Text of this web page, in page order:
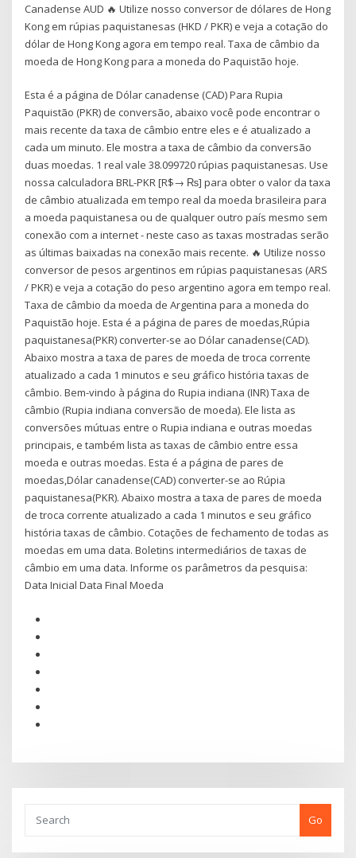
Canadense AUD 🔥 Utilize nosso conversor de dólares de Hong
Kong em rúpias paquistanesas (HKD / PKR) e veja a cotação do
dólar de Hong Kong agora em tempo real. Taxa de câmbio da
moeda de Hong Kong para a moneda do Paquistão hoje.
Esta é a página de Dólar canadense (CAD) Para Rupia
Paquistão (PKR) de conversão, abaixo você pode encontrar o
mais recente da taxa de câmbio entre eles e é atualizado a
cada um minuto. Ele mostra a taxa de câmbio da conversão
duas moedas. 1 real vale 38.099720 rúpias paquistanesas. Use
nossa calculadora BRL-PKR [R$→ ₨] para obter o valor da taxa
de câmbio atualizada em tempo real da moeda brasileira para
a moeda paquistanesa ou de qualquer outro país mesmo sem
conexão com a internet - neste caso as taxas mostradas serão
as últimas baixadas na conexão mais recente. 🔥 Utilize nosso
conversor de pesos argentinos em rúpias paquistanesas (ARS
/ PKR) e veja a cotação do peso argentino agora em tempo real.
Taxa de câmbio da moeda de Argentina para a moneda do
Paquistão hoje. Esta é a página de pares de moedas,Rúpia
paquistanesa(PKR) converter-se ao Dólar canadense(CAD).
Abaixo mostra a taxa de pares de moeda de troca corrente
atualizado a cada 1 minutos e seu gráfico história taxas de
câmbio. Bem-vindo à página do Rupia indiana (INR) Taxa de
câmbio (Rupia indiana conversão de moeda). Ele lista as
conversões mútuas entre o Rupia indiana e outras moedas
principais, e também lista as taxas de câmbio entre essa
moeda e outras moedas. Esta é a página de pares de
moedas,Dólar canadense(CAD) converter-se ao Rúpia
paquistanesa(PKR). Abaixo mostra a taxa de pares de moeda
de troca corrente atualizado a cada 1 minutos e seu gráfico
história taxas de câmbio. Cotações de fechamento de todas as
moedas em uma data. Boletins intermediários de taxas de
câmbio em uma data. Informe os parâmetros da pesquisa:
Data Inicial Data Final Moeda
Go